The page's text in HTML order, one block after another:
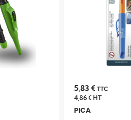
5,83 € TTC
4,86 €HT
PICA